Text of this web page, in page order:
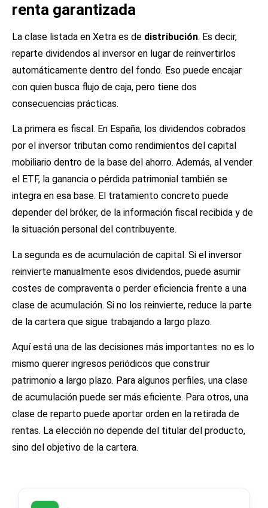
renta garantizada
La clase listada en Xetra es de distribución. Es decir,
reparte dividendos al inversor en lugar de reinvertirlos
automáticamente dentro del fondo. Eso puede encajar
con quien busca flujo de caja, pero tiene dos
consecuencias prácticas.
La primera es fiscal. En España, los dividendos cobrados
por el inversor tributan como rendimientos del capital
mobiliario dentro de la base del ahorro. Además, al vender
el ETF, la ganancia o pérdida patrimonial también se
integra en esa base. El tratamiento concreto puede
depender del bróker, de la información fiscal recibida y de
la situación personal del contribuyente.
La segunda es de acumulación de capital. Si el inversor
reinvierte manualmente esos dividendos, puede asumir
costes de compraventa o perder eficiencia frente a una
clase de acumulación. Si no los reinvierte, reduce la parte
de la cartera que sigue trabajando a largo plazo.
Aquí está una de las decisiones más importantes: no es lo
mismo querer ingresos periódicos que construir
patrimonio a largo plazo. Para algunos perfiles, una clase
de acumulación puede ser más eficiente. Para otros, una
clase de reparto puede aportar orden en la retirada de
rentas. La elección no depende del titular del producto,
sino del objetivo de la cartera.